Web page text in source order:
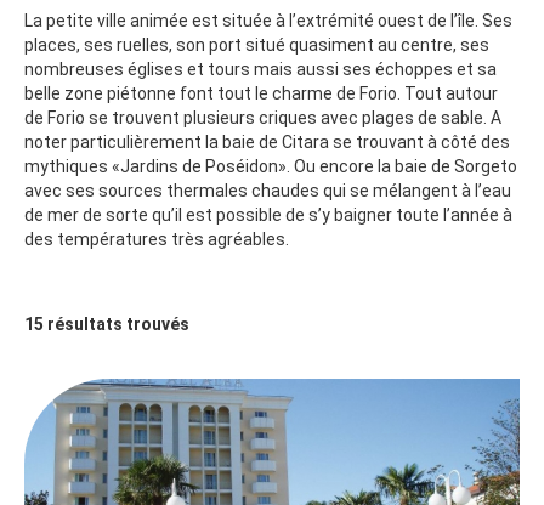
La petite ville animée est située à l’extrémité ouest de l’île. Ses
places, ses ruelles, son port situé quasiment au centre, ses
nombreuses églises et tours mais aussi ses échoppes et sa
belle zone piétonne font tout le charme de Forio. Tout autour
de Forio se trouvent plusieurs criques avec plages de sable. A
noter particulièrement la baie de Citara se trouvant à côté des
mythiques «Jardins de Poséidon». Ou encore la baie de Sorgeto
avec ses sources thermales chaudes qui se mélangent à l’eau
de mer de sorte qu’il est possible de s’y baigner toute l’année à
des températures très agréables.
15 résultats trouvés